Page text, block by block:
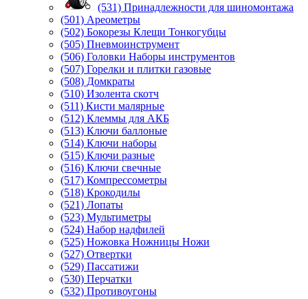
(531) Принадлежности для шиномонтажа
(501) Ареометры
(502) Бокорезы Клещи Тонкогубцы
(505) Пневмоинструмент
(506) Головки Наборы инструментов
(507) Горелки и плитки газовые
(508) Домкраты
(510) Изолента скотч
(511) Кисти малярные
(512) Клеммы для АКБ
(513) Ключи баллоные
(514) Ключи наборы
(515) Ключи разные
(516) Ключи свечные
(517) Компрессометры
(518) Крокодилы
(521) Лопаты
(523) Мультиметры
(524) Набор надфилей
(525) Ножовка Ножницы Ножи
(527) Отвертки
(529) Пассатижи
(530) Перчатки
(532) Противоугоны